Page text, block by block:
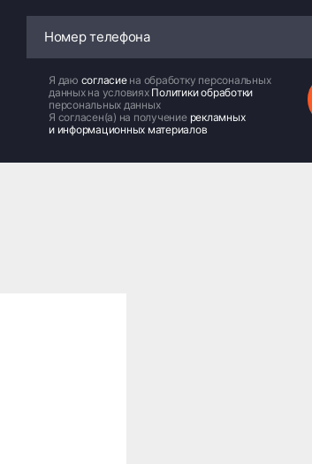
Я даю согласие на обработку персональных
данных на условиях Политики обработки
персональных данных
Я согласен(а) на получение рекламных
и информационных материалов